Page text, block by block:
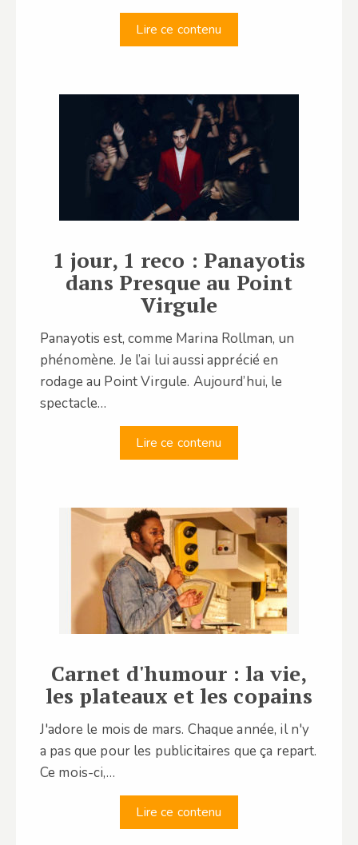
Lire ce contenu
1 jour, 1 reco : Panayotis
dans Presque au Point
Virgule
Panayotis est, comme Marina Rollman, un
phénomène. Je l’ai lui aussi apprécié en
rodage au Point Virgule. Aujourd’hui, le
spectacle…
Lire ce contenu
Carnet d'humour : la vie,
les plateaux et les copains
J'adore le mois de mars. Chaque année, il n'y
a pas que pour les publicitaires que ça repart.
Ce mois-ci,…
Lire ce contenu